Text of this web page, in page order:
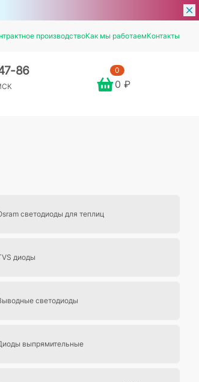
производствоКак мы работаемКонтакты
86 0
0 ₽
светодиоды для теплиц
диоды
светодиоды
выпрямительные